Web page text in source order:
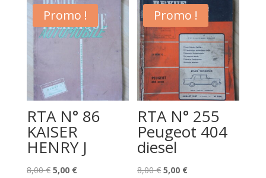
Promo !
RTA N° 86
KAISER
HENRY J
8,00€ Le
5,00 €Le
Promo !
RTA N° 255
Peugeot 404
diesel
8,00€ Le
5,00 €Le